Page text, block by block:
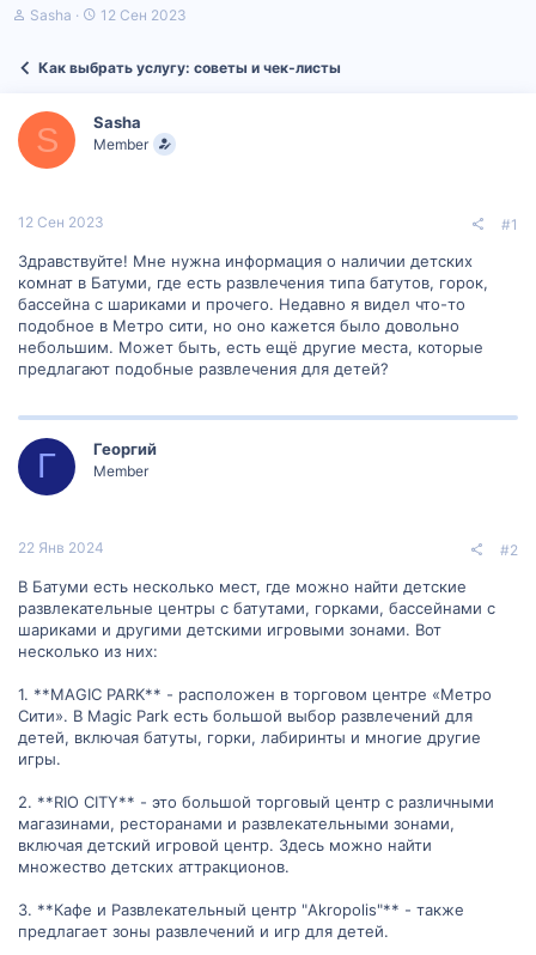
А
т
м
ы
Sasha
Д
а
ч
а
12 Сен 2023
Как выбрать услугу: советы и чек‑листы
S Sasha
Member
12 Сен 2023 #1
Здравствуйте! Мне нужна информация о наличии детских
комнат в Батуми, где есть развлечения типа батутов, горок,
бассейна с шариками и прочего. Недавно я видел что-то
подобное в Метро сити, но оно кажется было довольно
небольшим. Может быть, есть ещё другие места, которые
предлагают подобные развлечения для детей?
Г Георгий
Member
22 Янв 2024 #2
В Батуми есть несколько мест, где можно найти детские
развлекательные центры с батутами, горками, бассейнами с
шариками и другими детскими игровыми зонами. Вот
несколько из них:
1. **MAGIC PARK** - расположен в торговом центре «Метро
Сити». В Magic Park есть большой выбор развлечений для
детей, включая батуты, горки, лабиринты и многие другие
игры.
2. **RIO CITY** - это большой торговый центр с различными
магазинами, ресторанами и развлекательными зонами,
включая детский игровой центр. Здесь можно найти
множество детских аттракционов.
3. **Кафе и Развлекательный центр "Akropolis"** - также
предлагает зоны развлечений и игр для детей.